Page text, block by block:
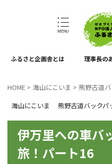
ふるさと企画舎とは 理事長の
HOME > 海山にこいま > 熊野古道
海山にこいま
熊野古道バックパ
伊万里への車バ
旅！パート16